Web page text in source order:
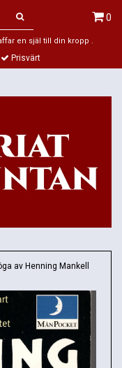
0
en själ till din kropp .
Prisvärt
av Henning Mankell